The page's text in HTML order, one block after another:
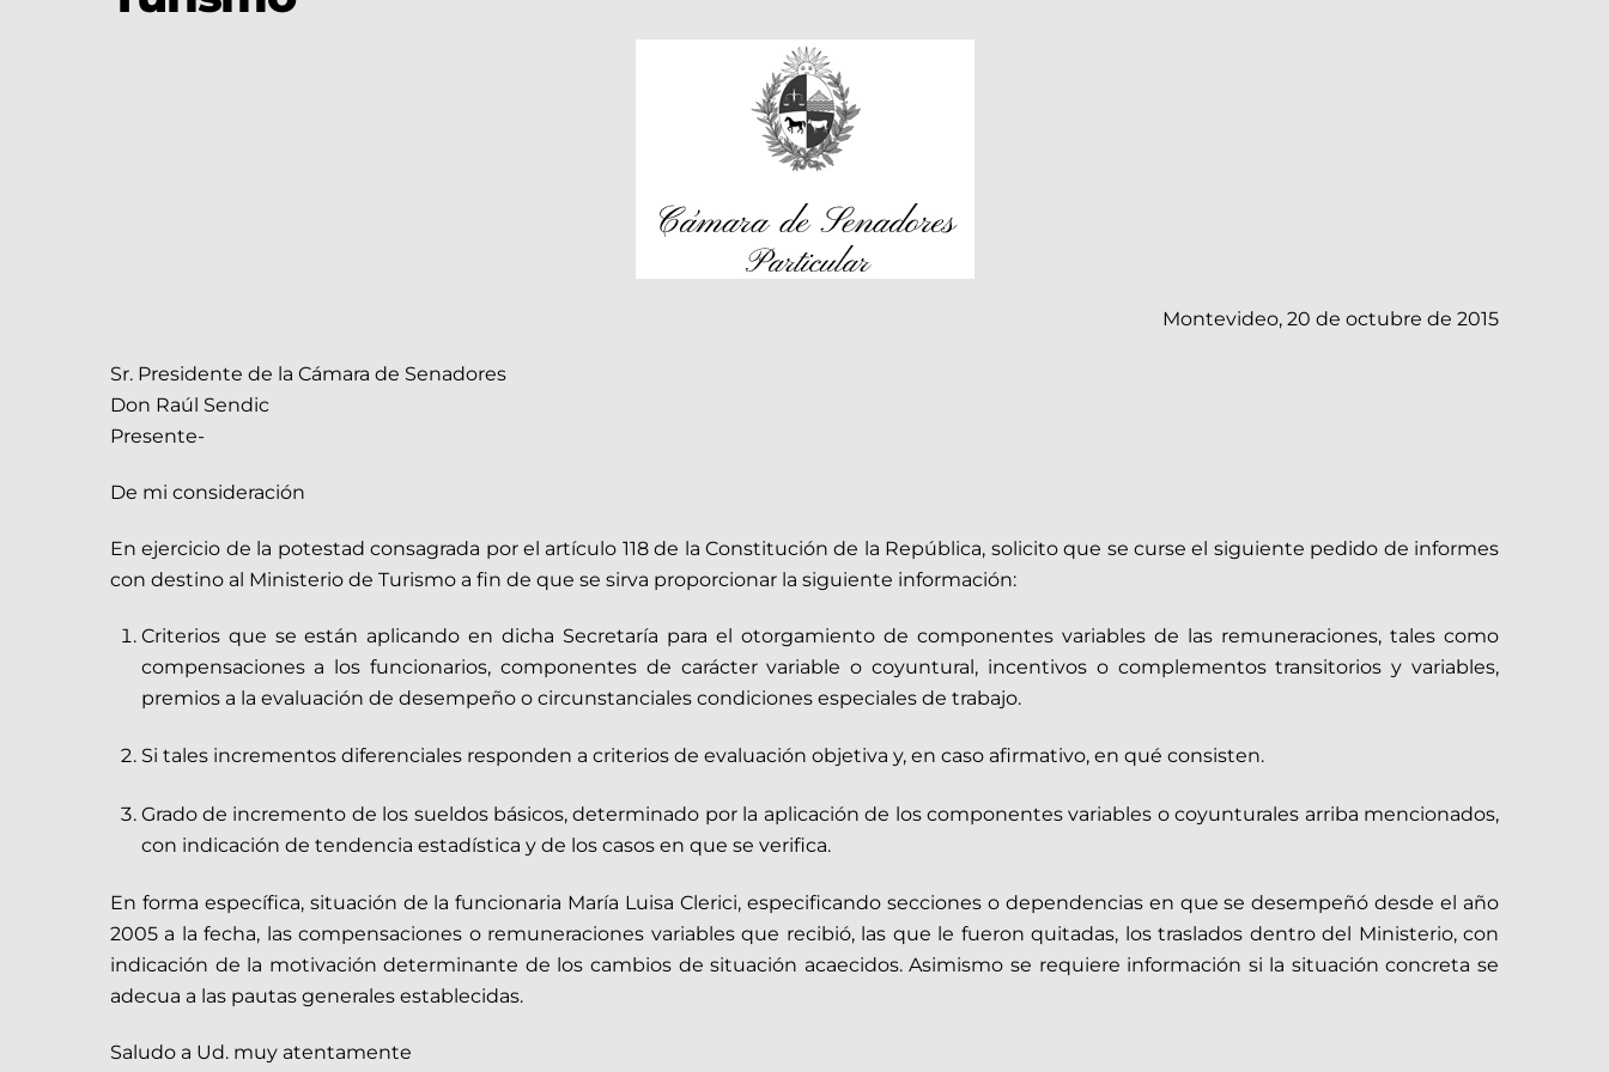
Montevideo, 20 de octubre de 2015
Sr. Presidente de la Cámara de Senadores
Don Raúl Sendic
Presente-
De mi consideración
En ejercicio de la potestad consagrada por el artículo 118 de la Constitución de la República, solicito que se curse el siguiente pedido de informes
con destino al Ministerio de Turismo a fin de que se sirva proporcionar la siguiente información:
Criterios que se están aplicando en dicha Secretaría para el otorgamiento de componentes variables de las remuneraciones, tales como
compensaciones a los funcionarios, componentes de carácter variable o coyuntural, incentivos o complementos transitorios y variables,
premios a la evaluación de desempeño o circunstanciales condiciones especiales de trabajo.
Si tales incrementos diferenciales responden a criterios de evaluación objetiva y, en caso afirmativo, en qué consisten.
Grado de incremento de los sueldos básicos, determinado por la aplicación de los componentes variables o coyunturales arriba mencionados,
con indicación de tendencia estadística y de los casos en que se verifica.
En forma específica, situación de la funcionaria María Luisa Clerici, especificando secciones o dependencias en que se desempeñó desde el año
2005 a la fecha, las compensaciones o remuneraciones variables que recibió, las que le fueron quitadas, los traslados dentro del Ministerio, con
indicación de la motivación determinante de los cambios de situación acaecidos. Asimismo se requiere información si la situación concreta se
adecua a las pautas generales establecidas.
Saludo a Ud. muy atentamente